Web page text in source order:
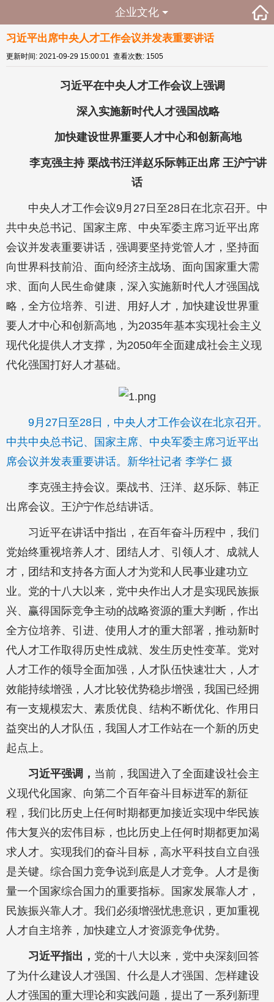
企业文化
习近平出席中央人才工作会议并发表重要讲话
更新时间: 2021-09-29 15:00:01 查看次数: 1505
习近平在中央人才工作会议上强调
深入实施新时代人才强国战略
加快建设世界重要人才中心和创新高地
李克强主持 栗战书汪洋赵乐际韩正出席 王沪宁讲
话
中央人才工作会议9月27日至28日在北京召开。中
共中央总书记、国家主席、中央军委主席习近平出席
会议并发表重要讲话，强调要坚持党管人才，坚持面
向世界科技前沿、面向经济主战场、面向国家重大需
求、面向人民生命健康，深入实施新时代人才强国战
略，全方位培养、引进、用好人才，加快建设世界重
要人才中心和创新高地，为2035年基本实现社会主义
现代化提供人才支撑，为2050年全面建成社会主义现
代化强国打好人才基础。
9月27日至28日，中央人才工作会议在北京召开。
中共中央总书记、国家主席、中央军委主席习近平出
席会议并发表重要讲话。新华社记者 李学仁 摄
李克强主持会议。栗战书、汪洋、赵乐际、韩正
出席会议。王沪宁作总结讲话。
习近平在讲话中指出，在百年奋斗历程中，我们
党始终重视培养人才、团结人才、引领人才、成就人
才，团结和支持各方面人才为党和人民事业建功立
业。党的十八大以来，党中央作出人才是实现民族振
兴、赢得国际竞争主动的战略资源的重大判断，作出
全方位培养、引进、使用人才的重大部署，推动新时
代人才工作取得历史性成就、发生历史性变革。党对
人才工作的领导全面加强，人才队伍快速壮大，人才
效能持续增强，人才比较优势稳步增强，我国已经拥
有一支规模宏大、素质优良、结构不断优化、作用日
益突出的人才队伍，我国人才工作站在一个新的历史
起点上。
习近平强调， 当前，我国进入了全面建设社会主
义现代化国家、向第二个百年奋斗目标进军的新征
程，我们比历史上任何时期都更加接近实现中华民族
伟大复兴的宏伟目标，也比历史上任何时期都更加渴
求人才。实现我们的奋斗目标，高水平科技自立自强
是关键。综合国力竞争说到底是人才竞争。人才是衡
量一个国家综合国力的重要指标。国家发展靠人才，
民族振兴靠人才。我们必须增强忧患意识，更加重视
人才自主培养，加快建立人才资源竞争优势。
习近平指出， 党的十八大以来，党中央深刻回答
了为什么建设人才强国、什么是人才强国、怎样建设
人才强国的重大理论和实践问题，提出了一系列新理